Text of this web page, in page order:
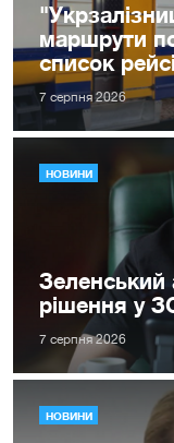
маршрути
список
7 серпня 2026
НОВИНИ
Зеленський
рішення у
7 серпня 2026
НОВИНИ